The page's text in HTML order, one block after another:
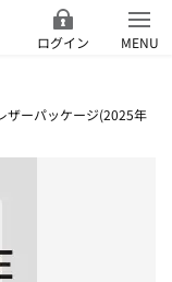
ログイン MENU
ーパッケージ(2025年